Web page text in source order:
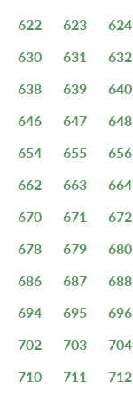
622
623 624
630
631 632
638
639 640
646
647 648
654
655 656
662
663 664
670
671 672
678
679 680
686
687 688
694
695 696
702
703 704
710
711 712